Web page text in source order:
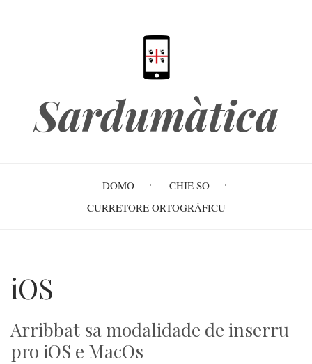
Sardumàtica
navigation
DOMO
CHIE SO
CURRETORE ORTOGRÀFICU
iOS
Arribbat sa modalidade de inserru
pro iOS e MacOs